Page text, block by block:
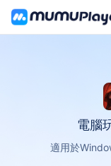
電腦
適用於